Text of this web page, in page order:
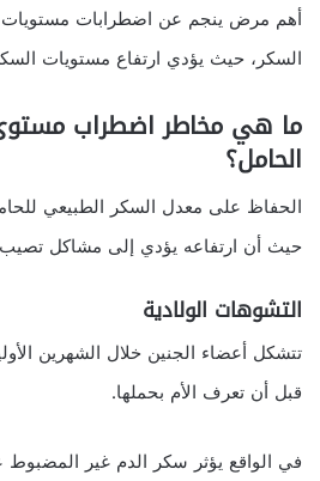
أهم مرض ينجم عن اضطرابات
السكر، حيث يؤدي ارتفاع مستويات
ما هي مخاطر اضطراب
الحامل؟
الحفاظ على معدل السكر الطبيعي
حيث أن ارتفاعه يؤدي إلى مشاكل تصيب
التشوهات الولادية
تتشكل أعضاء الجنين خلال الشهرين
قبل أن تعرف الأم بحملها.
في الواقع يؤثر سكر الدم غير المضبوط